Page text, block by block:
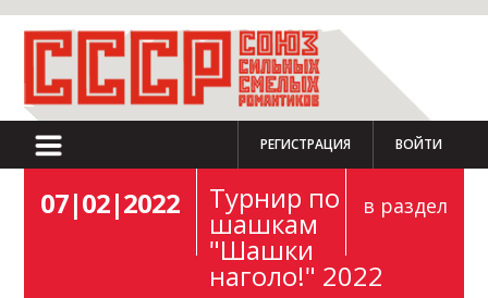
РЕГИСТРАЦИЯ ВОЙТИ
07|02|2022 в раздел
Турнир по
шашкам
"Шашки
наголо!" 2022